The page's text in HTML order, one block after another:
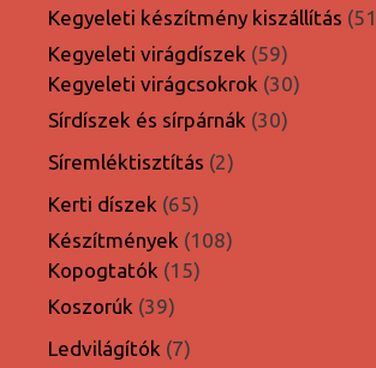
termék
Kegyeleti készítmény kiszállítás 51
Kegyeleti virágdíszek 5959
termék
Kegyeleti virágcsokrok 3030
Sírdíszek és sírpárnák 3030
Síremléktisztítás 22
Kerti díszek 6565
termék
Készítmények 108108
Kopogtatók 1515
Koszorúk 3939
termék
Ledvilágítók 77